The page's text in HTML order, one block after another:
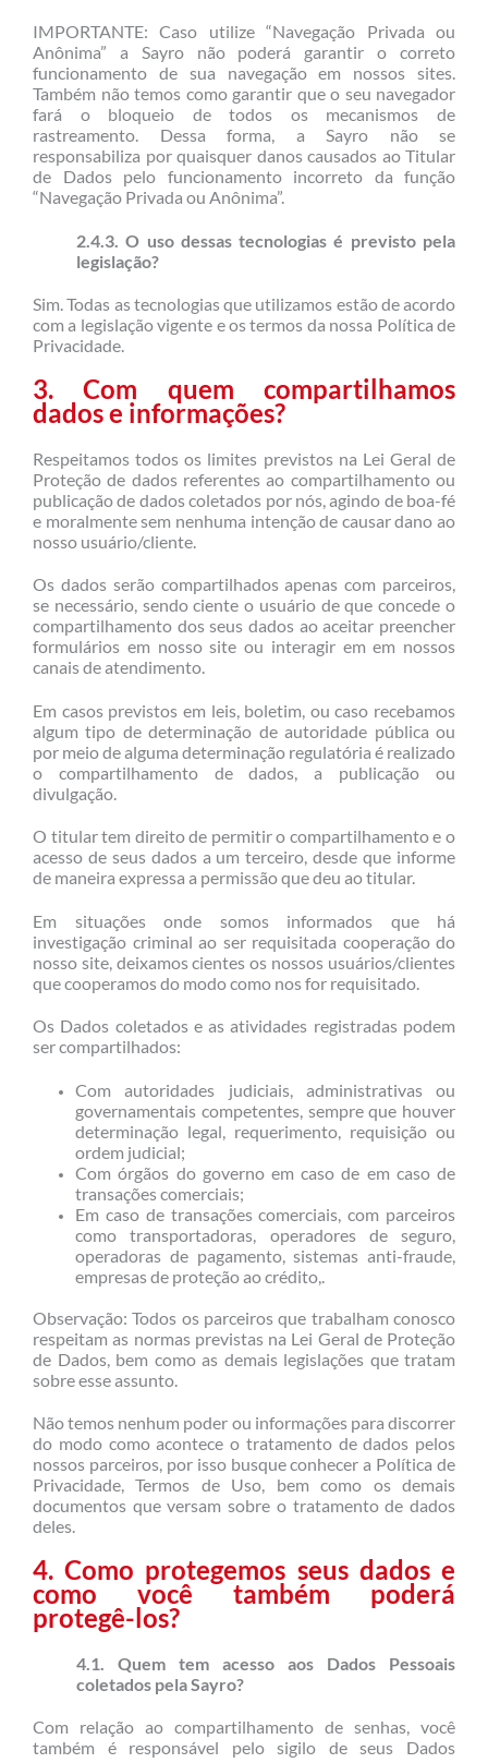
IMPORTANTE: Caso utilize “Navegação Privada ou
Anônima” a Sayro não poderá garantir o correto
funcionamento de sua navegação em nossos sites.
Também não temos como garantir que o seu navegador
fará o bloqueio de todos os mecanismos de
rastreamento. Dessa forma, a Sayro não se
responsabiliza por quaisquer danos causados ao Titular
de Dados pelo funcionamento incorreto da função
“Navegação Privada ou Anônima”.
2.4.3. O uso dessas tecnologias é previsto pela
legislação?
Sim. Todas as tecnologias que utilizamos estão de acordo
com a legislação vigente e os termos da nossa Política de
Privacidade.
3. Com quem compartilhamos
dados e informações?
Respeitamos todos os limites previstos na Lei Geral de
Proteção de dados referentes ao compartilhamento ou
publicação de dados coletados por nós, agindo de boa-fé
e moralmente sem nenhuma intenção de causar dano ao
nosso usuário/cliente.
Os dados serão compartilhados apenas com parceiros,
se necessário, sendo ciente o usuário de que concede o
compartilhamento dos seus dados ao aceitar preencher
formulários em nosso site ou interagir em em nossos
canais de atendimento.
Em casos previstos em leis, boletim, ou caso recebamos
algum tipo de determinação de autoridade pública ou
por meio de alguma determinação regulatória é realizado
o compartilhamento de dados, a publicação ou
divulgação.
O titular tem direito de permitir o compartilhamento e o
acesso de seus dados a um terceiro, desde que informe
de maneira expressa a permissão que deu ao titular.
Em situações onde somos informados que há
investigação criminal ao ser requisitada cooperação do
nosso site, deixamos cientes os nossos usuários/clientes
que cooperamos do modo como nos for requisitado.
Os Dados coletados e as atividades registradas podem
ser compartilhados:
Com autoridades judiciais, administrativas ou
governamentais competentes, sempre que houver
determinação legal, requerimento, requisição ou
ordem judicial;
Com órgãos do governo em caso de em caso de
transações comerciais;
Em caso de transações comerciais, com parceiros
como transportadoras, operadores de seguro,
operadoras de pagamento, sistemas anti-fraude,
empresas de proteção ao crédito,.
Observação: Todos os parceiros que trabalham conosco
respeitam as normas previstas na Lei Geral de Proteção
de Dados, bem como as demais legislações que tratam
sobre esse assunto.
Não temos nenhum poder ou informações para discorrer
do modo como acontece o tratamento de dados pelos
nossos parceiros, por isso busque conhecer a Política de
Privacidade, Termos de Uso, bem como os demais
documentos que versam sobre o tratamento de dados
deles.
4. Como protegemos seus dados e
como você também poderá
protegê-los?
4.1. Quem tem acesso aos Dados Pessoais
coletados pela Sayro?
Com relação ao compartilhamento de senhas, você
também é responsável pelo sigilo de seus Dados